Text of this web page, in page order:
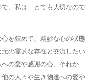
、私は、とても大切なので
を鎮めて、精妙な心の状態
の霊的な存在と交流したい
の愛や感謝の心、それか
の人々や生き物達への愛や